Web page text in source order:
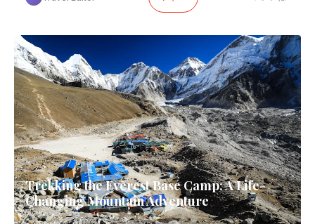
Trekking the Everest Base Camp: A Life-
Changing Mountain Adventure